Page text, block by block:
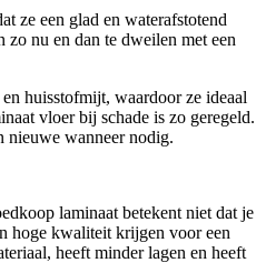
ze een glad en waterafstotend
nu en dan te dweilen met een
huisstofmijt, waardoor ze ideaal
vloer bij schade is zo geregeld.
nieuwe wanneer nodig.
laminaat betekent niet dat je
hoge kwaliteit krijgen voor een
heeft minder lagen en heeft